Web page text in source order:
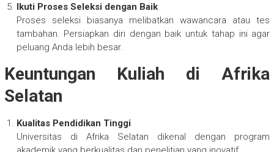
Ikuti Proses Seleksi dengan Baik
Proses seleksi biasanya melibatkan wawancara atau tes
tambahan. Persiapkan diri dengan baik untuk tahap ini agar
peluang Anda lebih besar.
Keuntungan Kuliah di Afrika
Selatan
Kualitas Pendidikan Tinggi
Universitas di Afrika Selatan dikenal dengan program